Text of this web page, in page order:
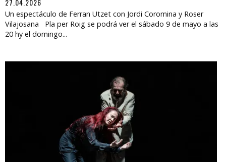
27.04.2026
Un espectáculo de Ferran Utzet con Jordi Coromina y Roser
Vilajosana Pla per Roig se podrá ver el sábado 9 de mayo a las
20 hy el domingo...